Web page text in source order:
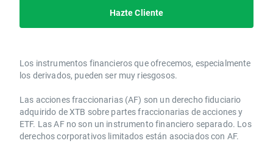
Hazte Cliente
Los instrumentos financieros que ofrecemos, especialmente
los derivados, pueden ser muy riesgosos.
Las acciones fraccionarias (AF) son un derecho fiduciario
adquirido de XTB sobre partes fraccionarias de acciones y
ETF. Las AF no son un instrumento financiero separado. Los
derechos corporativos limitados están asociados con AF.